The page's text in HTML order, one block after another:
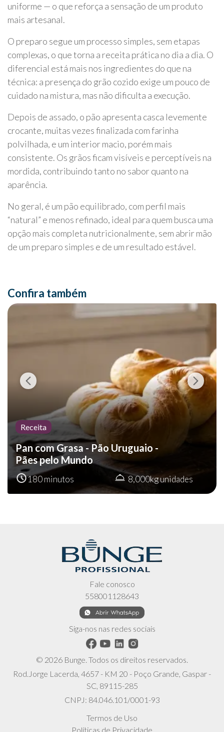
uniforme — o que reforça a sensação de um produto
mais artesanal.
O preparo segue um processo simples, sem etapas
complexas, o que torna a receita prática no dia a dia. O
diferencial está mais nos ingredientes do que na
técnica: a presença do grão cozido exige um pouco de
cuidado na mistura, mas não dificulta a execução.
Depois de assado, o pão apresenta casca levemente
crocante, muitas vezes finalizada com farinha
polvilhada, e um interior macio, porém mais
consistente. Os grãos ficam visíveis e perceptíveis na
mordida, contribuindo tanto no sabor quanto na
aparência.
No geral, é um pão equilibrado, com perfil mais
“natural” e menos refinado, ideal para quem busca uma
opção mais completa nutricionalmente, sem abrir mão
de um preparo simples e de um resultado estável.
Confira também
Receita
Pan com Grasa - Pão Uruguaio -
Pães pelo Mundo
180 minutos 8,000kg unidades
Fale conosco
558001128643
Siga-nos nas redes sociais
© 2026 Bunge. Todos os direitos reservados.
Rod.Jorge Lacerda, 4657 - KM 20 - Poço Grande, Gaspar -
SC, 89115-285
CNPJ: 84.046.101/0001-93
Termos de Uso
Políticas de Privacidade